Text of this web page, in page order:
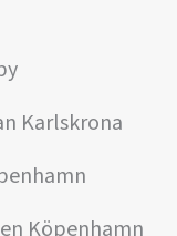
Karlskrona
Köpenhamn